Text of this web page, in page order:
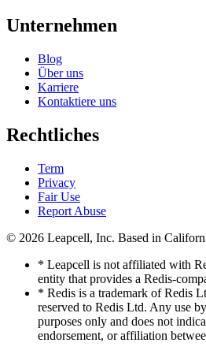
Unternehmen
Blog
Über uns
Karriere
Kontaktiere uns
Rechtliches
Term
Privacy
Fair Use
Report Abuse
© 2026 Leapcell, Inc. Based in
* Leapcell is not affiliated with
entity that provides a Redis-
* Redis is a trademark of Redis
reserved to Redis Ltd. Any use
purposes only and does not
endorsement, or affiliation